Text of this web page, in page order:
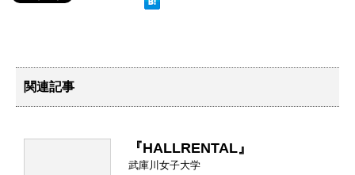
関連記事
『HALLRENTAL』
武庫川女子大学